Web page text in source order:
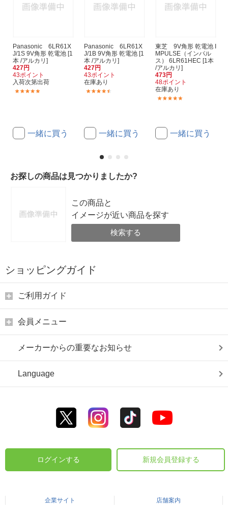
Panasonic 6LR61X
J/1S 9V角形 乾電池 [1
本 /アルカリ]
427円
43ポイント
入荷次第出荷
一緒に買う
Panasonic 6LR61X
J/1B 9V角形 乾電池 [1
本 /アルカリ]
427円
43ポイント
在庫あり
一緒に買う
東芝 9V角形 乾電池 I
MPULSE（インパル
ス） 6LR61HEC [1本
/アルカリ]
473円
48ポイント
在庫あり
一緒に買う
お探しの商品は見つかりましたか?
この商品と
イメージが近い商品を探す
検索する
ショッピングガイド
ご利用ガイド
会員メニュー
メーカーからの重要なお知らせ
Language
ログインする 新規会員登録する
企業サイト 店舗案内